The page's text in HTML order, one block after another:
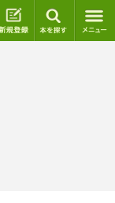
ログイン 新規登録